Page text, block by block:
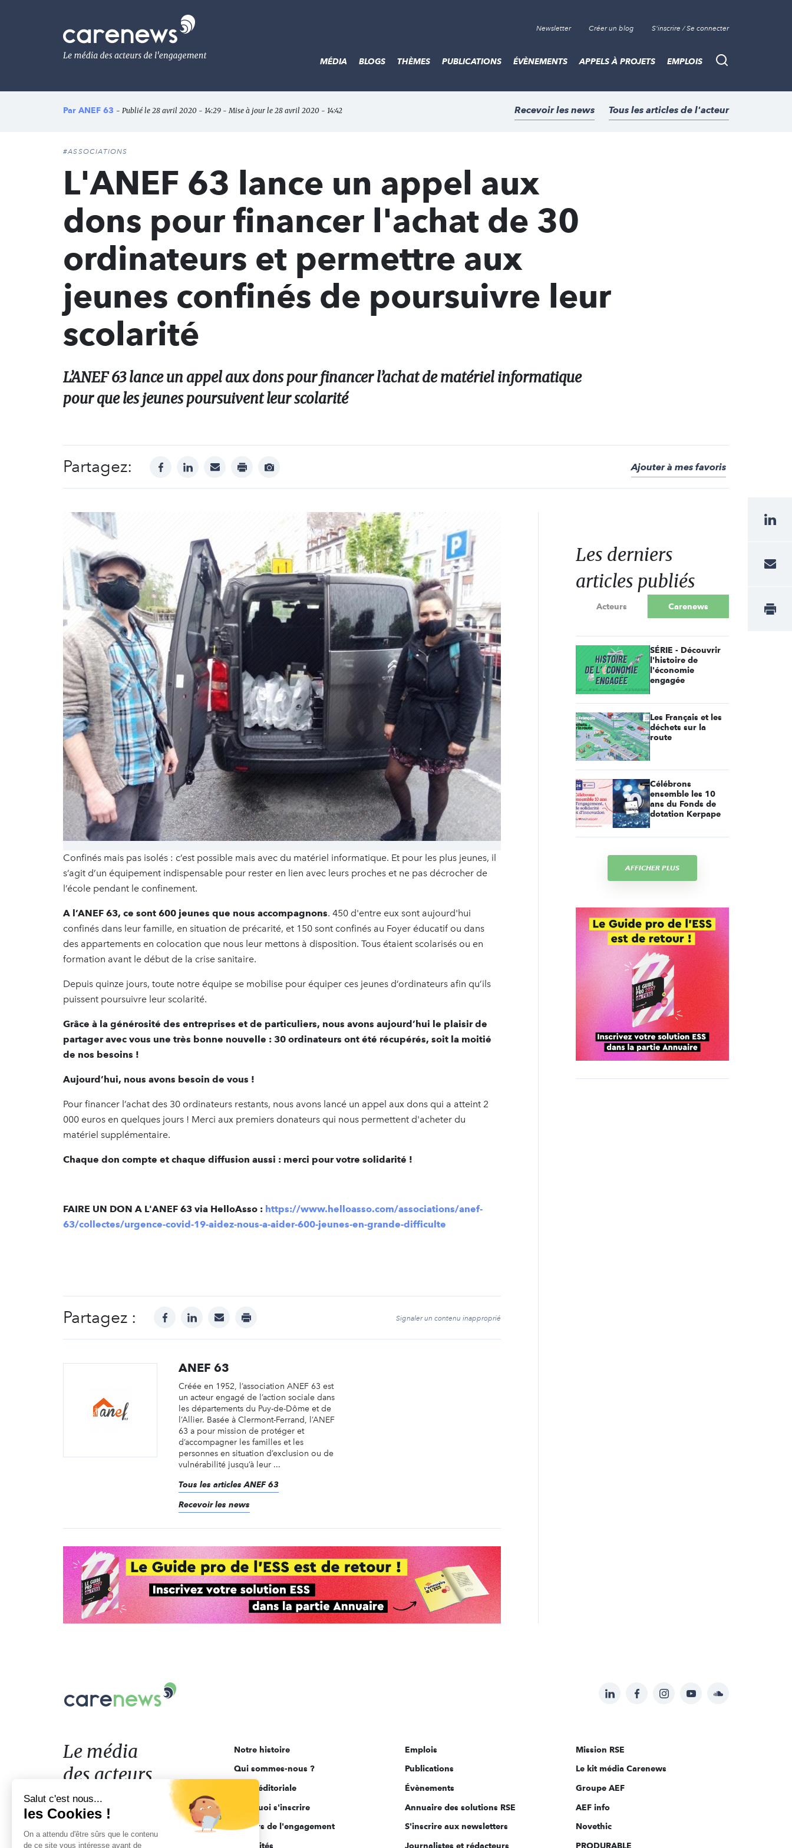
Le
média
de
l'engagement
Newsletter Créer un blog S'inscrire / Se connecter
Recherche
MÉDIA BLOGS THÈMES PUBLICATIONS ÉVÈNEMENTS APPELS À PROJETS EMPLOIS
Par ANEF 63 - Publié le 28 avril 2020 - 14:29 - Mise à jour le 28 avril 2020 - 14:42 Recevoir les news Tous les articles de l'acteur
#ASSOCIATIONS
L'ANEF 63 lance un appel aux
dons pour financer l'achat de 30
ordinateurs et permettre aux
jeunes confinés de poursuivre leur
scolarité
L’ANEF 63 lance un appel aux dons pour financer l’achat de matériel informatique
pour que les jeunes poursuivent leur scolarité
Partagez: facebooklinkedinmail print
Afficher
Ajouter à mes favoris
Confinés mais pas isolés : c’est possible mais avec du matériel informatique. Et pour les plus jeunes, il
s’agit d’un équipement indispensable pour rester en lien avec leurs proches et ne pas décrocher de
l’école pendant le confinement.
A l’ANEF 63, ce sont 600 jeunes que nous accompagnons. 450 d'entre eux sont aujourd'hui
confinés dans leur famille, en situation de précarité, et 150 sont confinés au Foyer éducatif ou dans
des appartements en colocation que nous leur mettons à disposition. Tous étaient scolarisés ou en
formation avant le début de la crise sanitaire.
Depuis quinze jours, toute notre équipe se mobilise pour équiper ces jeunes d’ordinateurs afin qu’ils
puissent poursuivre leur scolarité.
Grâce à la générosité des entreprises et de particuliers, nous avons aujourd’hui le plaisir de
partager avec vous une très bonne nouvelle : 30 ordinateurs ont été récupérés, soit la moitié
de nos besoins !
Aujourd’hui, nous avons besoin de vous !
Pour financer l’achat des 30 ordinateurs restants, nous avons lancé un appel aux dons qui a atteint 2
000 euros en quelques jours ! Merci aux premiers donateurs qui nous permettent d'acheter du
matériel supplémentaire.
Chaque don compte et chaque diffusion aussi : merci pour votre solidarité !
FAIRE UN DON A L'ANEF 63 via HelloAsso : https://www.helloasso.com/associations/anef-
63/collectes/urgence-covid-19-aidez-nous-a-aider-600-jeunes-en-grande-difficulte
Partagez : facebooklinkedinmail print Signaler un contenu inapproprié
ANEF 63
Créée en 1952, l’association ANEF 63 est
un acteur engagé de l’action sociale dans
les départements du Puy-de-Dôme et de
l’Allier. Basée à Clermont-Ferrand, l’ANEF
63 a pour mission de protéger et
d’accompagner les familles et les
personnes en situation d’exclusion ou de
vulnérabilité jusqu’à leur ...
Tous les articles ANEF 63
Recevoir les news
Les derniers
articles publiés
Acteurs Carenews
SÉRIE - Découvrir
l'histoire de
l'économie
engagée
Les Français et les
déchets sur la
route
Célébrons
ensemble les 10
ans du Fonds de
dotation Kerpape
AFFICHER PLUS
Suivez-
sur:
LinkedInFacebookInstagramYouTubeSoundcloud
Le
acteurs
de
l'engagement
Le média
des acteurs
de l'engagement
Notre histoire
Qui sommes-nous ?
Ligne éditoriale
Pourquoi s'inscrire
Acteurs de l'engagement
Actualités
Emplois
Publications
Évènements
Annuaire des solutions RSE
S'inscrire aux newsletters
Journalistes et rédacteurs
Mission RSE
Le kit média Carenews
Groupe AEF
AEF info
Novethic
PRODURABLE
Salut c'est nous...
les Cookies !
On a attendu d'être sûrs que le contenu
de ce site vous intéresse avant de